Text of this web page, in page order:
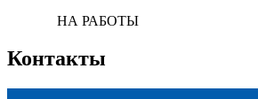
НА РАБОТЫ
Контакты